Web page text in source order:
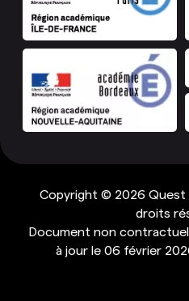
Copyright © 2026 Quest
droits
Document non
à jour le 06 février